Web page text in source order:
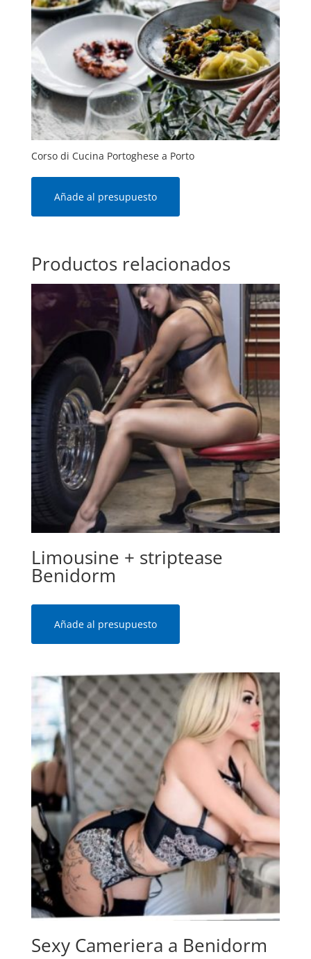
Corso di Cucina Portoghese a Porto
Añade al presupuesto
Productos relacionados
Limousine + striptease
Benidorm
Añade al presupuesto
Sexy Cameriera a Benidorm